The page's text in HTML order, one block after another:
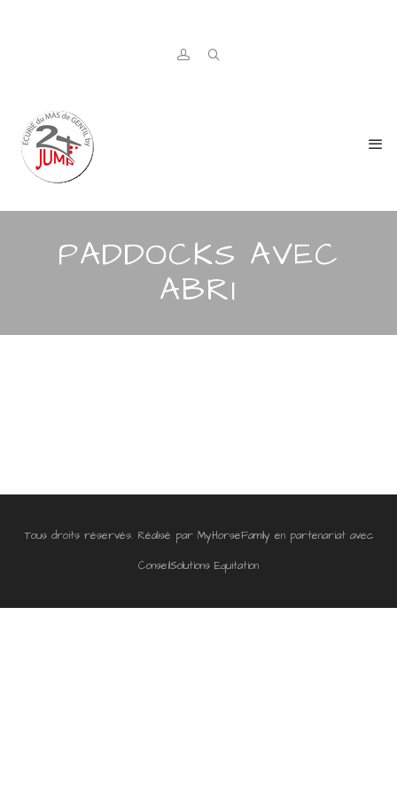
PADDOCKS AVEC
ABRI
Tous droits réservés. Réalisé par MyHorseFamily en partenariat avec
ConseilSolutions Equitation